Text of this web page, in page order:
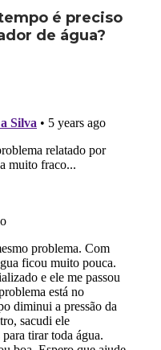
é preciso
de água?